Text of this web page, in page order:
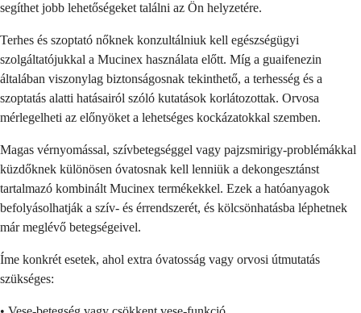
segíthet jobb lehetőségeket találni az Ön helyzetére.
Terhes és szoptató nőknek konzultálniuk kell egészségügyi
szolgáltatójukkal a Mucinex használata előtt. Míg a guaifenezin
általában viszonylag biztonságosnak tekinthető, a terhesség és a
szoptatás alatti hatásairól szóló kutatások korlátozottak. Orvosa
mérlegelheti az előnyöket a lehetséges kockázatokkal szemben.
Magas vérnyomással, szívbetegséggel vagy pajzsmirigy-problémákkal
küzdőknek különösen óvatosnak kell lenniük a dekongesztánst
tartalmazó kombinált Mucinex termékekkel. Ezek a hatóanyagok
befolyásolhatják a szív- és érrendszerét, és kölcsönhatásba léphetnek
már meglévő betegségeivel.
Íme konkrét esetek, ahol extra óvatosság vagy orvosi útmutatás
szükséges: